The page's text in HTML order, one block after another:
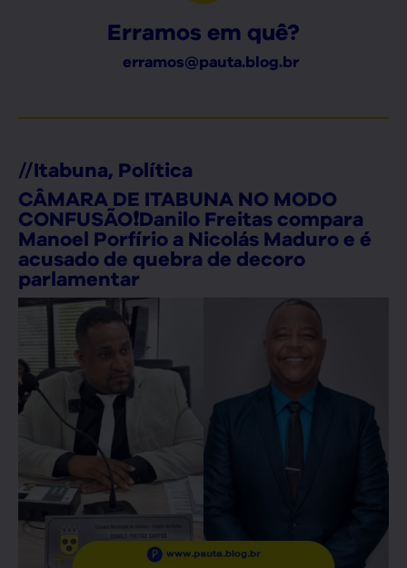
Erramos em quê?
erramos@pauta.blog.br
//Itabuna, Política
CÂMARA DE ITABUNA NO MODO
CONFUSÃO❗Danilo Freitas compara
Manoel Porfírio a Nicolás Maduro e é
acusado de quebra de decoro
parlamentar